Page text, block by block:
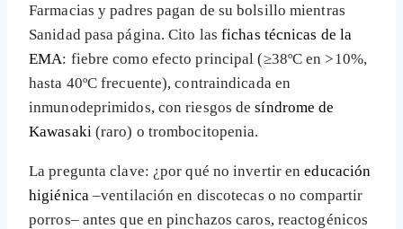
Farmacias y padres pagan de su bolsillo mientras
Sanidad pasa página. Cito lasfichas técnicas de la
EMA: fiebre como efecto principal (≥38ºC en >10%,
hasta 40ºC frecuente), contraindicada en
inmunodeprimidos, con riesgos desíndrome de
Kawasaki(raro) o trombocitopenia.
La pregunta clave: ¿por qué no invertir eneducación
higiénica–ventilación en discotecas o no compartir
porros– antes que en pinchazos caros, reactogénicos